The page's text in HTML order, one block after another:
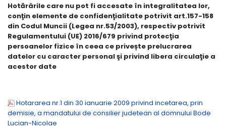
Hotărârile care nu pot fi accesate în integralitatea lor,
conţin elemente de confidenţialitate potrivit art.157-158
din Codul Muncii (Legea nr.53/2003), respectiv potrivit
Regulamentului (UE) 2016/679 privind protecţia
persoanelor fizice în ceea ce privește prelucrarea
datelor cu caracter personal şi privind libera circulaţie a
acestor date
Hotararea nr.1 din 30 ianuarie 2009 privind incetarea, prin
demisie, a mandatului de consilier judetean al domnului Bode
Lucian-Nicolae